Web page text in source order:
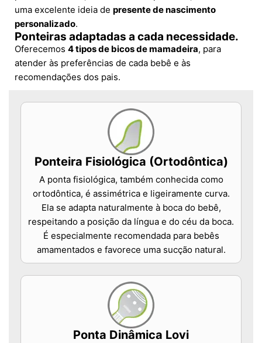
uma excelente ideia de presente de nascimento
personalizado.
Ponteiras adaptadas a cada necessidade.
Oferecemos 4 tipos de bicos de mamadeira, para
atender às preferências de cada bebê e às
recomendações dos pais.
Ponteira Fisiológica (Ortodôntica)
A ponta fisiológica, também conhecida como
ortodôntica, é assimétrica e ligeiramente curva.
Ela se adapta naturalmente à boca do bebê,
respeitando a posição da língua e do céu da boca.
É especialmente recomendada para bebês
amamentados e favorece uma sucção natural.
Ponta Dinâmica Lovi